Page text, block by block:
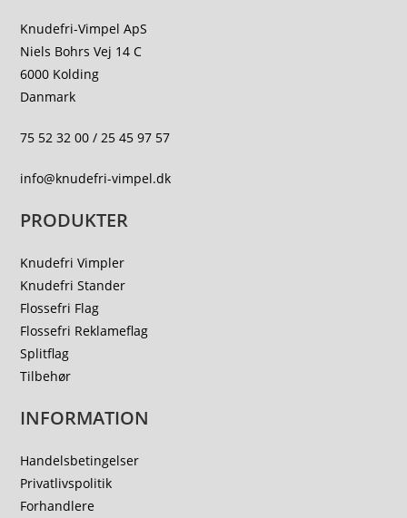
Knudefri-Vimpel ApS
Niels Bohrs Vej 14 C
6000 Kolding
Danmark
75 52 32 00 / 25 45 97 57
info@knudefri-vimpel.dk
PRODUKTER
Knudefri Vimpler
Knudefri Stander
Flossefri Flag
Flossefri Reklameflag
Splitflag
Tilbehør
INFORMATION
Handelsbetingelser
Privatlivspolitik
Forhandlere